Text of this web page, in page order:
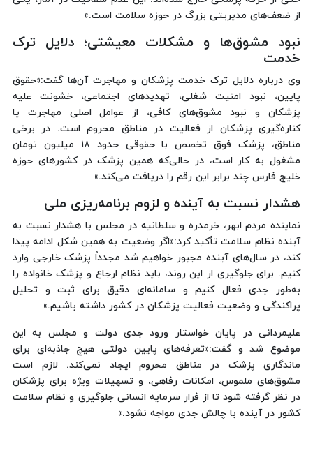
از ضعف‌های مدیریتی بزرگ در حوزه سلامت است.»
نبود مشوق‌ها و مشکلات معیشتی؛ دلایل ترک
خدمت
وی درباره دلایل ترک خدمت پزشکان و مهاجرت آن‌ها گفت:«حقوق
پایین، نبود امنیت شغلی، تهدیدهای اجتماعی، خشونت علیه
پزشکان و نبود مشوق‌های کافی، از عوامل اصلی مهاجرت یا
کناره‌گیری پزشکان از فعالیت در مناطق محروم است. در برخی
مناطق، پزشک فوق تخصص با حقوقی حدود ۱۸ میلیون تومان
مشغول به کار است، در حالی‌که همین پزشک در کشورهای حوزه
خلیج فارس چند برابر این رقم را دریافت می‌کند.»
هشدار نسبت به آینده و لزوم برنامه‌ریزی ملی
نماینده مردم ابهر، خرمدره و سلطانیه در مجلس با هشدار نسبت به
آینده نظام سلامت تأکید کرد:«اگر وضعیت به همین شکل ادامه پیدا
کند، در سال‌های آینده مجبور خواهیم شد مجدداً پزشک خارجی وارد
کنیم. برای جلوگیری از این روند، باید نظام ارجاع و پزشک خانواده را
به‌طور جدی فعال کنیم و سامانه‌ای دقیق برای ثبت و تحلیل
پراکندگی و وضعیت فعالیت پزشکان در کشور داشته باشیم.»
علیمردانی در پایان خواستار ورود جدی دولت و مجلس به این
موضوع شد و گفت:«تعرفه‌های پایین دولتی هیچ جاذبه‌ای برای
ماندگاری پزشک در مناطق محروم ایجاد نمی‌کند. لازم است
مشوق‌های ملموس، امکانات رفاهی، و تسهیلات ویژه برای پزشکان
در نظر گرفته شود تا از فرار سرمایه انسانی جلوگیری و نظام سلامت
کشور در آینده با چالش جدی مواجه نشود.»